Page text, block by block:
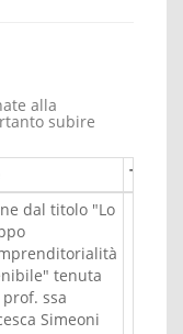
alla
subire
Turno
dal titolo "Lo
tenuta
ssa
Simeoni